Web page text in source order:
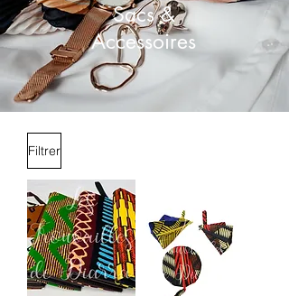
Sacs &
Accessoires
Filtrer